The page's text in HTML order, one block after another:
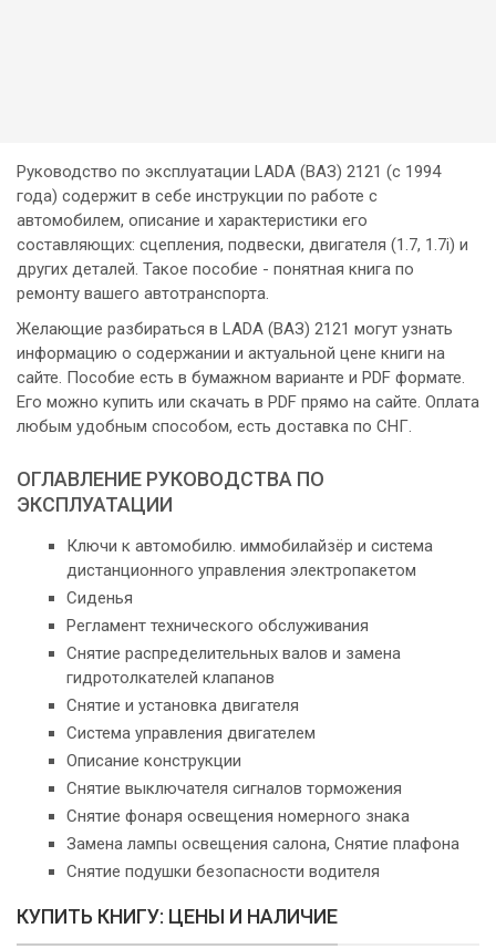
Руководство по эксплуатации LADA (ВАЗ) 2121 (с 1994
года) содержит в себе инструкции по работе с
автомобилем, описание и характеристики его
составляющих: сцепления, подвески, двигателя (1.7, 1.7i) и
других деталей. Такое пособие - понятная книга по
ремонту вашего автотранспорта.
Желающие разбираться в LADA (ВАЗ) 2121 могут узнать
информацию о содержании и актуальной цене книги на
сайте. Пособие есть в бумажном варианте и PDF формате.
Его можно купить или скачать в PDF прямо на сайте. Оплата
любым удобным способом, есть доставка по СНГ.
ОГЛАВЛЕНИЕ РУКОВОДСТВА ПО
ЭКСПЛУАТАЦИИ
Ключи к автомобилю. иммобилайзёр и система
дистанционного управления электропакетом
Сиденья
Регламент технического обслуживания
Снятие распределительных валов и замена
гидротолкателей клапанов
Снятие и установка двигателя
Система управления двигателем
Описание конструкции
Снятие выключателя сигналов торможения
Снятие фонаря освещения номерного знака
Замена лампы освещения салона, Снятие плафона
Снятие подушки безопасности водителя
КУПИТЬ КНИГУ: ЦЕНЫ И НАЛИЧИЕ